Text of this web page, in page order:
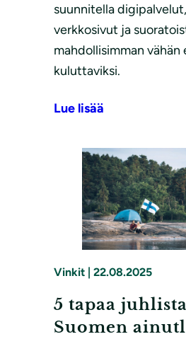
suunnitella
verkkosivut ja
mahdollisimman vähän
kuluttaviksi.
Lue lisää
Vinkit 22.08.2025
5 tapaa
Suomen